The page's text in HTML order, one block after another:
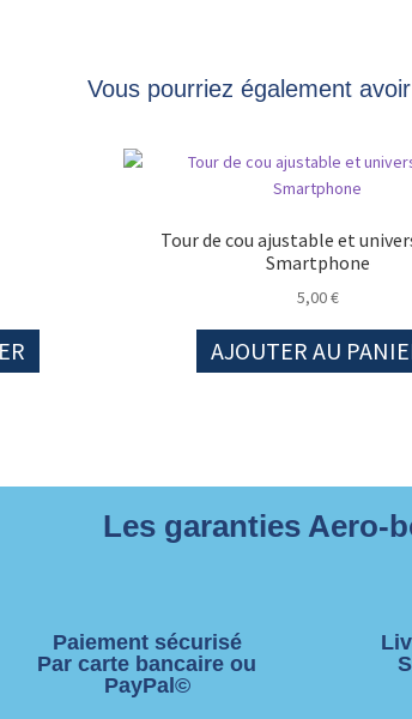
Vous pourriez également
Tour de cou ajustable et
Smartphone
5,00€
AJOUTER AU
Les garanties Aero-
Paiement sécurisé
Par carte bancaire ou
PayPal©